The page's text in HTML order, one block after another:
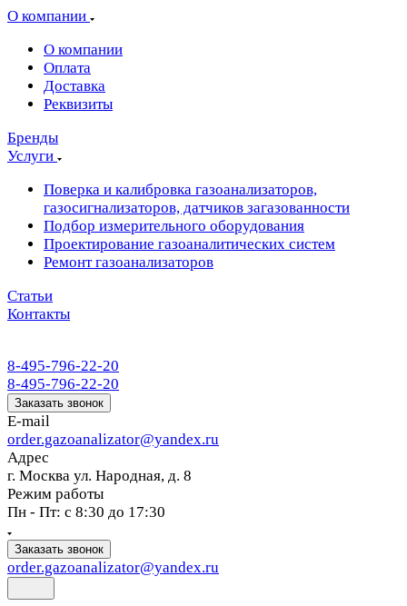
О компании
О компании
Оплата
Доставка
Реквизиты
Бренды
Услуги
Поверка и калибровка газоанализаторов,
газосигнализаторов, датчиков загазованности
Подбор измерительного оборудования
Проектирование газоаналитических систем
Ремонт газоанализаторов
Статьи
Контакты
8-495-796-22-20
8-495-796-22-20
Заказать звонок
E-mail
order.gazoanalizator@yandex.ru
Адрес
г. Москва ул. Народная, д. 8
Режим работы
Пн - Пт: с 8:30 до 17:30
Заказать звонок
order.gazoanalizator@yandex.ru